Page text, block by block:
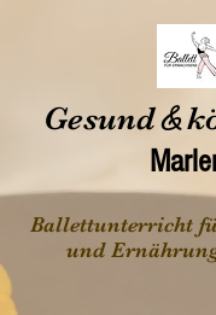
Gesund&
Ballettunterricht
und